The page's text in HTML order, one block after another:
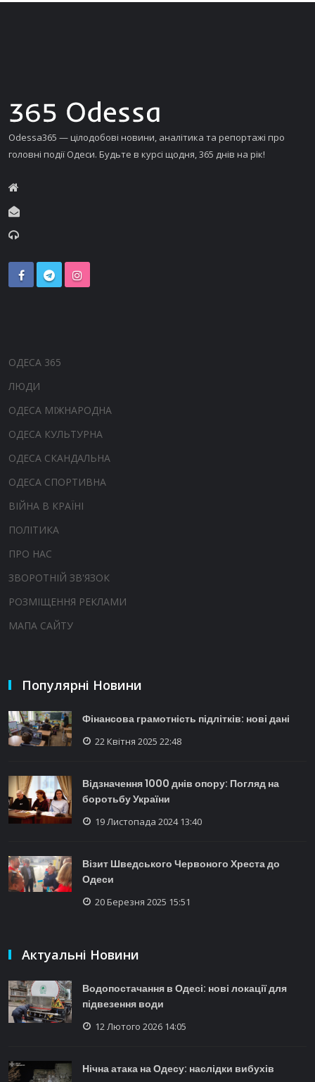
Odessa365 — цілодобові новини, аналітика та репортажі про
головні події Одеси. Будьте в курсі щодня, 365 днів на рік!
ОДЕСА 365
ЛЮДИ
ОДЕСА МІЖНАРОДНА
ОДЕСА КУЛЬТУРНА
ОДЕСА СКАНДАЛЬНА
ОДЕСА СПОРТИВНА
ВІЙНА В КРАЇНІ
ПОЛІТИКА
ПРО НАС
ЗВОРОТНІЙ ЗВ'ЯЗОК
РОЗМІЩЕННЯ РЕКЛАМИ
МАПА САЙТУ
Популярні Новини
Фінансова грамотність підлітків: нові дані
22 Квітня 2025 22:48
Відзначення 1000 днів опору: Погляд на
боротьбу України
19 Листопада 2024 13:40
Візит Шведського Червоного Хреста до
Одеси
20 Березня 2025 15:51
Актуальні Новини
Водопостачання в Одесі: нові локації для
підвезення води
12 Лютого 2026 14:05
Нічна атака на Одесу: наслідки вибухів